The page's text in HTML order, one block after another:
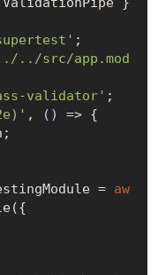
../src/app.mod
validator' ;
, () => {
= aw